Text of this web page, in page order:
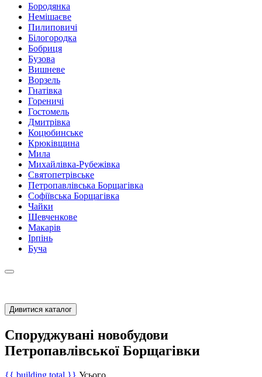
Бородянка
Немішаєве
Пилиповичі
Білогородка
Бобриця
Бузова
Вишневе
Ворзель
Гнатівка
Гореничі
Гостомель
Дмитрівка
Коцюбинське
Крюківщина
Мила
Михайлівка-Рубежівка
Святопетрівське
Петропавлівська Борщагівка
Софіївська Борщагівка
Чайки
Шевченкове
Макарів
Ірпінь
Буча
Дивитися каталог
Споруджувані новобудови
Петропавлівської Борщагівки